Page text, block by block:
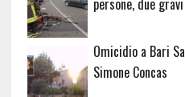
persone, due gravi
Omicidio a Bari
Simone Concas